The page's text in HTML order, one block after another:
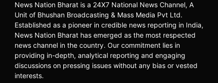
News Nation Bharat is a 24X7 National News Channel, A
Unit of Bhushan Broadcasting & Mass Media Pvt Ltd.
Established as a pioneer in credible news reporting in India,
News Nation Bharat has emerged as the most respected
news channel in the country. Our commitment lies in
providing in-depth, analytical reporting and engaging
discussions on pressing issues without any bias or vested
interests.